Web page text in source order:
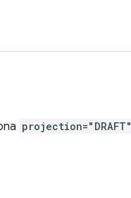
projection="DRAFT"